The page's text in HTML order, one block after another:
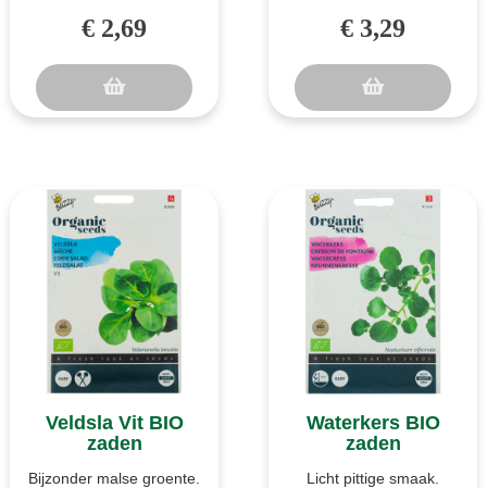
geschikte kropsla voor
€ 2,69
pikant. Wilde rucola, ook
€ 3,29
Veldsla Vit BIO
zaden
Bijzonder malse groente.
Waterkers BIO
zaden
Licht pittige smaak.